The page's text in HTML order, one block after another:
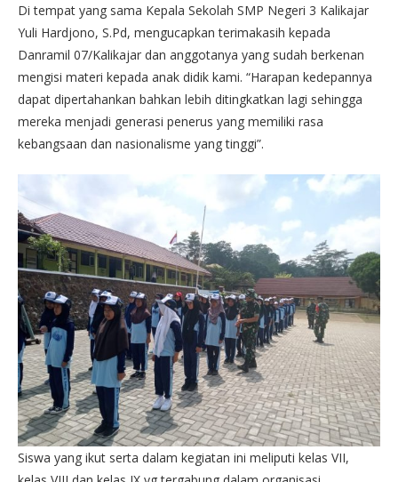
Di tempat yang sama Kepala Sekolah SMP Negeri 3 Kalikajar
Yuli Hardjono, S.Pd, mengucapkan terimakasih kepada
Danramil 07/Kalikajar dan anggotanya yang sudah berkenan
mengisi materi kepada anak didik kami. “Harapan kedepannya
dapat dipertahankan bahkan lebih ditingkatkan lagi sehingga
mereka menjadi generasi penerus yang memiliki rasa
kebangsaan dan nasionalisme yang tinggi”.
Siswa yang ikut serta dalam kegiatan ini meliputi kelas VII,